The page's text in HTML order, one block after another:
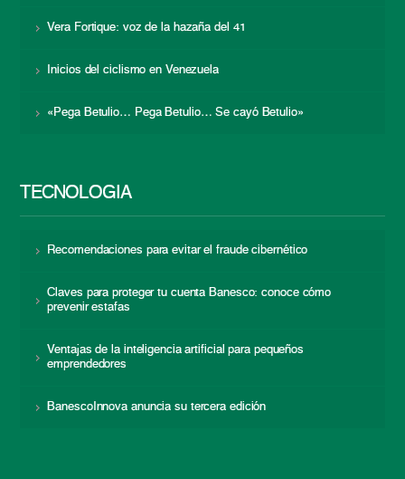
Vera Fortique: voz de la hazaña del 41
Inicios del ciclismo en Venezuela
«Pega Betulio… Pega Betulio… Se cayó Betulio»
TECNOLOGÍA
Recomendaciones para evitar el fraude cibernético
Claves para proteger tu cuenta Banesco: conoce cómo
prevenir estafas
Ventajas de la inteligencia artificial para pequeños
emprendedores
BanescoInnova anuncia su tercera edición